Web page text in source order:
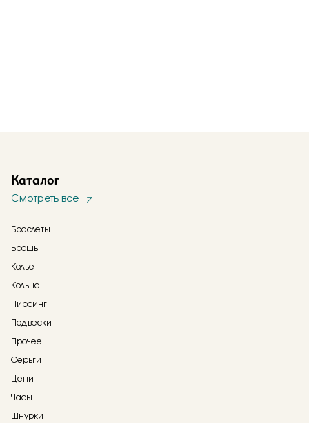
Каталог
Смотреть все
Браслеты
Брошь
Колье
Кольца
Пирсинг
Подвески
Прочее
Серьги
Цепи
Часы
Шнурки